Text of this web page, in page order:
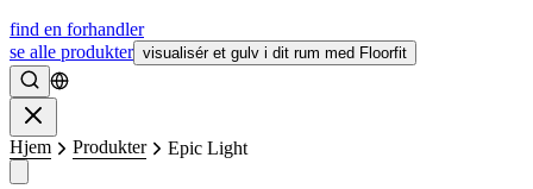
find en forhandler
se alle produkter visualisér et gulv i dit rum med Floorfit
Søge
Hjem Produkter Epic Light